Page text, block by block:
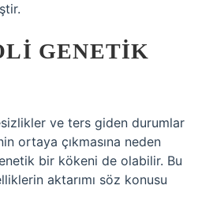
GENETIK
ve ters giden durumlar
ortaya çıkmasına neden
bir kökeni de olabilir. Bu
aktarımı söz konusu